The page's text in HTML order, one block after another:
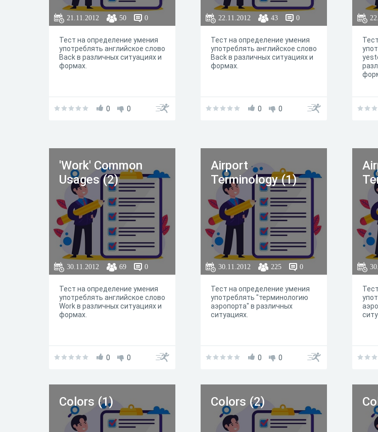
21.11.2012 50 0
Тест на определение умения
употреблять английское слово
Back в различных ситуациях и
формах.
0 0
22.11.2012 43 0
Тест на определение умения
употреблять английское слово
Back в различных ситуациях и
формах.
0 0
'Work' Common
Usages (2)
30.11.2012 69 0
Тест на определение умения
употреблять английское слово
Work в различных ситуациях и
формах.
0 0
Airport
Terminology (1)
30.11.2012 225 0
Тест на определение умения
употреблять "терминологию
аэропорта" в различных
ситуациях.
0 0
Colors (1) Colors (2)